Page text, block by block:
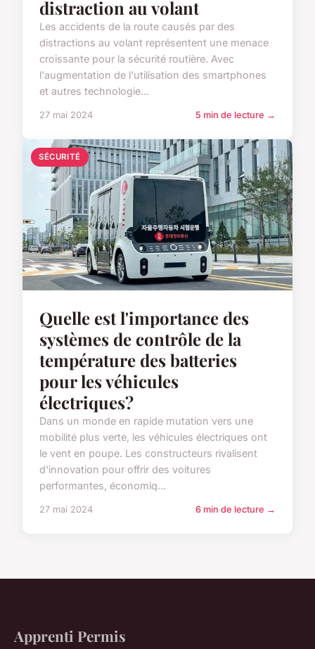
distraction au volant
Les accidents de la route causés par des
distractions au volant représentent une menace
croissante pour la sécurité routière. Avec
l'augmentation de l'utilisation des smartphones
et autres technologie...
27 mai 2024 5 min de lecture →
SÉCURITÉ
Quelle est l'importance des
systèmes de contrôle de la
température des batteries
pour les véhicules
électriques?
Dans un monde en rapide mutation vers une
mobilité plus verte, les véhicules électriques ont
le vent en poupe. Les constructeurs rivalisent
d'innovation pour offrir des voitures
performantes, économiq...
27 mai 2024 6 min de lecture →
Apprenti Permis